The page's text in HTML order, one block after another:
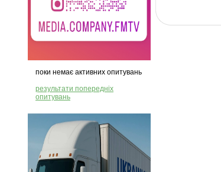
поки немає активних опитувань
результати попередніх
опитувань